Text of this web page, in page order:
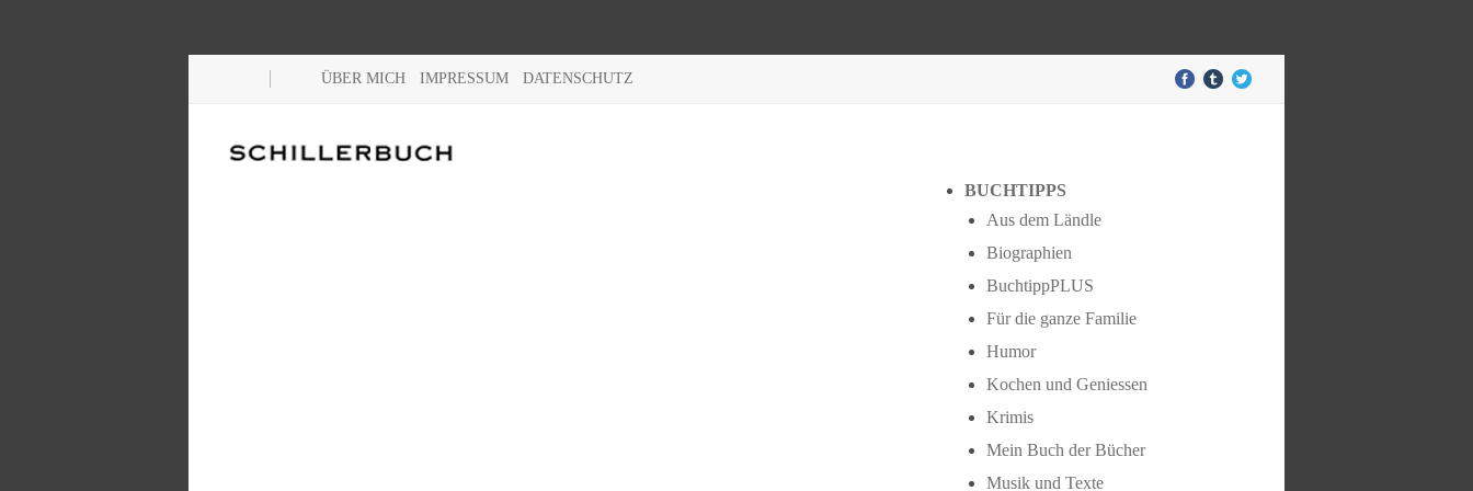
ÜBER MICH IMPRESSUM DATENSCHUTZ
BUCHTIPPS
Aus dem Ländle
Biographien
BuchtippPLUS
Für die ganze Familie
Humor
Kochen und Geniessen
Krimis
Mein Buch der Bücher
Musik und Texte